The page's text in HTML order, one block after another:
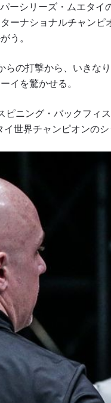
ーシリーズ・ムエタイ
ーナショナルチャンピ
う。
らの打撃から、いきな
イを驚かせる。
ピニング・バックフィ
世界チャンピオンのシ